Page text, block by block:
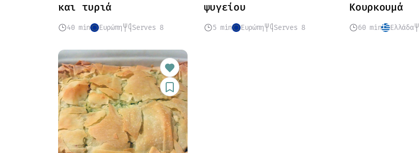
και τυριά
40 min Ευρώπη Serves 8
ψυγείου
5 min Ευρώπη Serves 8
Κουρκουμά
60 min Ελλάδα